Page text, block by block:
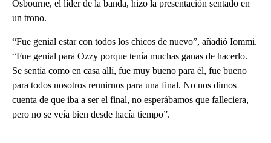
Osbourne, el líder de la banda, hizo la presentación sentado en
un trono.
“Fue genial estar con todos los chicos de nuevo”, añadió Iommi.
“Fue genial para Ozzy porque tenía muchas ganas de hacerlo.
Se sentía como en casa allí, fue muy bueno para él, fue bueno
para todos nosotros reunirnos para una final. No nos dimos
cuenta de que iba a ser el final, no esperábamos que falleciera,
pero no se veía bien desde hacía tiempo”.